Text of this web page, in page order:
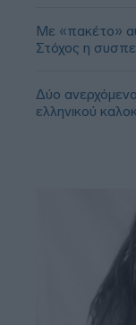
Με «πακέτο»
Στόχος η
Δύο
ελληνικού